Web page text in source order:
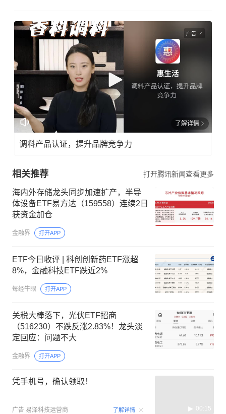
广告
了解详情
调料产品认证，提升品牌竞争力
相关推荐 打开腾讯新闻查看更多
海内外存储龙头同步加速扩产，半导
体设备ETF易方达（159558）连续2日
获资金加仓
金融界 打开APP
ETF今日收评 | 科创创新药ETF涨超
8%，金融科技ETF跌近2%
每经牛眼 打开APP
关税大棒落下，光伏ETF招商
（516230）不跌反涨2.83%！龙头淡
定回应：问题不大
金融界 打开APP
凭手机号，确认领取！
广告 易泽科技运营商 了解详情 00:15